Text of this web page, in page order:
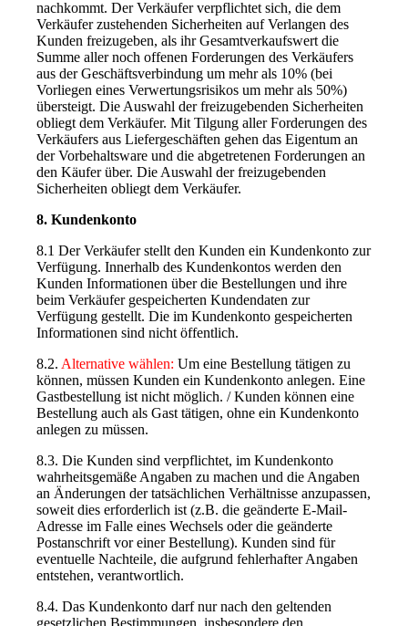
nachkommt. Der Verkäufer verpflichtet sich, die dem
Verkäufer zustehenden Sicherheiten auf Verlangen des
Kunden freizugeben, als ihr Gesamtverkaufswert die
Summe aller noch offenen Forderungen des Verkäufers
aus der Geschäftsverbindung um mehr als 10% (bei
Vorliegen eines Verwertungsrisikos um mehr als 50%)
übersteigt. Die Auswahl der freizugebenden Sicherheiten
obliegt dem Verkäufer. Mit Tilgung aller Forderungen des
Verkäufers aus Liefergeschäften gehen das Eigentum an
der Vorbehaltsware und die abgetretenen Forderungen an
den Käufer über. Die Auswahl der freizugebenden
Sicherheiten obliegt dem Verkäufer.
8. Kundenkonto
8.1 Der Verkäufer stellt den Kunden ein Kundenkonto zur
Verfügung. Innerhalb des Kundenkontos werden den
Kunden Informationen über die Bestellungen und ihre
beim Verkäufer gespeicherten Kundendaten zur
Verfügung gestellt. Die im Kundenkonto gespeicherten
Informationen sind nicht öffentlich.
8.2. Alternative wählen: Um eine Bestellung tätigen zu
können, müssen Kunden ein Kundenkonto anlegen. Eine
Gastbestellung ist nicht möglich. / Kunden können eine
Bestellung auch als Gast tätigen, ohne ein Kundenkonto
anlegen zu müssen.
8.3. Die Kunden sind verpflichtet, im Kundenkonto
wahrheitsgemäße Angaben zu machen und die Angaben
an Änderungen der tatsächlichen Verhältnisse anzupassen,
soweit dies erforderlich ist (z.B. die geänderte E-Mail-
Adresse im Falle eines Wechsels oder die geänderte
Postanschrift vor einer Bestellung). Kunden sind für
eventuelle Nachteile, die aufgrund fehlerhafter Angaben
entstehen, verantwortlich.
8.4. Das Kundenkonto darf nur nach den geltenden
gesetzlichen Bestimmungen, insbesondere den